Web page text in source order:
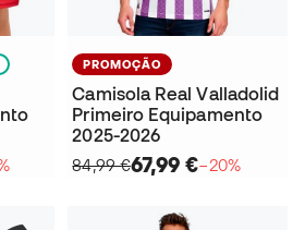
PROMOÇÃO
Camisola Real Valladolid
Primeiro Equipamento
2025-2026
84,99 €67,99 €−20%